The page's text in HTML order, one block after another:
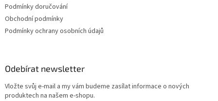
Podmínky doručování
Obchodní podmínky
Podmínky ochrany osobních údajů
Odebírat newsletter
Vložte svůj e-mail a my vám budeme zasílat informace o nových
produktech na našem e-shopu.